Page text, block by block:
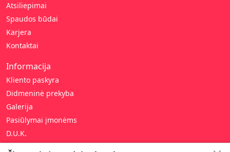
Atsiliepimai
Spaudos būdai
Karjera
Kontaktai
Informacija
Kliento paskyra
Didmeninė prekyba
Galerija
Pasiūlymai įmonėms
D.U.K.